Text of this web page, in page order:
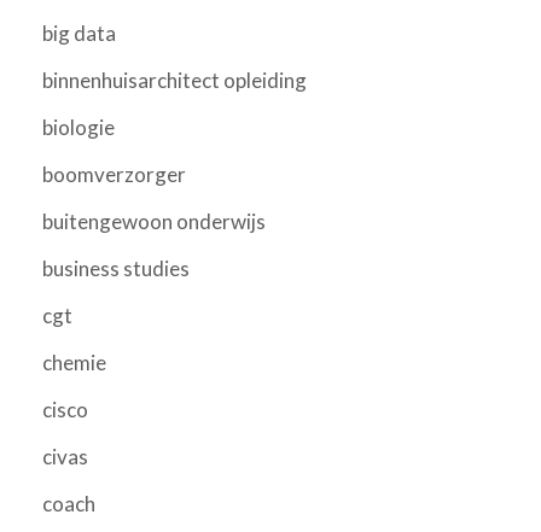
big data
binnenhuisarchitect opleiding
biologie
boomverzorger
buitengewoon onderwijs
business studies
cgt
chemie
cisco
civas
coach